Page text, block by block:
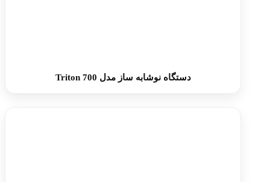
دستگاه نوشابه ساز مدل Triton 700